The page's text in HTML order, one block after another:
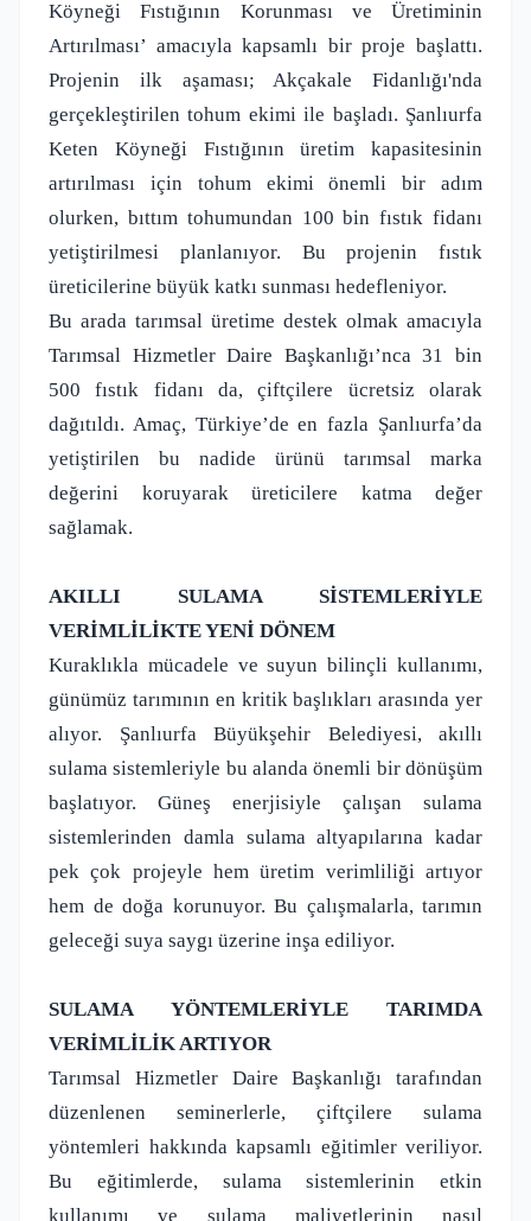
Köyneği Fıstığının Korunması ve Üretiminin
Artırılması’ amacıyla kapsamlı bir proje başlattı.
Projenin ilk aşaması; Akçakale Fidanlığı'nda
gerçekleştirilen tohum ekimi ile başladı. Şanlıurfa
Keten Köyneği Fıstığının üretim kapasitesinin
artırılması için tohum ekimi önemli bir adım
olurken, bıttım tohumundan 100 bin fıstık fidanı
yetiştirilmesi planlanıyor. Bu projenin fıstık
üreticilerine büyük katkı sunması hedefleniyor.
Bu arada tarımsal üretime destek olmak amacıyla
Tarımsal Hizmetler Daire Başkanlığı’nca 31 bin
500 fıstık fidanı da, çiftçilere ücretsiz olarak
dağıtıldı. Amaç, Türkiye’de en fazla Şanlıurfa’da
yetiştirilen bu nadide ürünü tarımsal marka
değerini koruyarak üreticilere katma değer
sağlamak.
AKILLI SULAMA SİSTEMLERİYLE
VERİMLİLİKTE YENİ DÖNEM
Kuraklıkla mücadele ve suyun bilinçli kullanımı,
günümüz tarımının en kritik başlıkları arasında yer
alıyor. Şanlıurfa Büyükşehir Belediyesi, akıllı
sulama sistemleriyle bu alanda önemli bir dönüşüm
başlatıyor. Güneş enerjisiyle çalışan sulama
sistemlerinden damla sulama altyapılarına kadar
pek çok projeyle hem üretim verimliliği artıyor
hem de doğa korunuyor. Bu çalışmalarla, tarımın
geleceği suya saygı üzerine inşa ediliyor.
SULAMA YÖNTEMLERİYLE TARIMDA
VERİMLİLİK ARTIYOR
Tarımsal Hizmetler Daire Başkanlığı tarafından
düzenlenen seminerlerle, çiftçilere sulama
yöntemleri hakkında kapsamlı eğitimler veriliyor.
Bu eğitimlerde, sulama sistemlerinin etkin
kullanımı ve sulama maliyetlerinin nasıl